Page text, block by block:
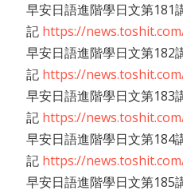
早安日語進階學日文第181
記 https://
早安日語進階學日文第182
記 https://
早安日語進階學日文第183
記 https://
早安日語進階學日文第184
記 https://
早安日語進階學日文第185